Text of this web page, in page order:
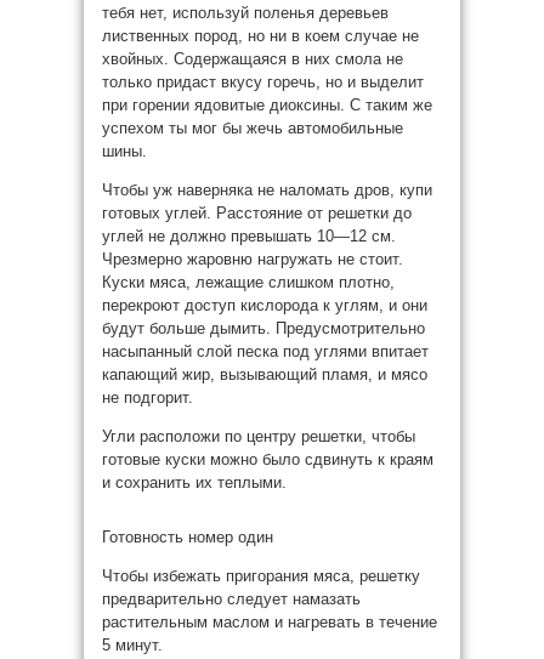
тебя нет, используй поленья деревьев
лиственных пород, но ни в коем случае не
хвойных. Содержащаяся в них смола не
только придаст вкусу горечь, но и выделит
при горении ядовитые диоксины. С таким же
успехом ты мог бы жечь автомобильные
шины.
Чтобы уж наверняка не наломать дров, купи
готовых углей. Расстояние от решетки до
углей не должно превышать 10—12 см.
Чрезмерно жаровню нагружать не стоит.
Куски мяса, лежащие слишком плотно,
перекроют доступ кислорода к углям, и они
будут больше дымить. Предусмотрительно
насыпанный слой песка под углями впитает
капающий жир, вызывающий пламя, и мясо
не подгорит.
Угли расположи по центру решетки, чтобы
готовые куски можно было сдвинуть к краям
и сохранить их теплыми.
Готовность номер один
Чтобы избежать пригорания мяса, решетку
предварительно следует намазать
растительным маслом и нагревать в течение
5 минут.